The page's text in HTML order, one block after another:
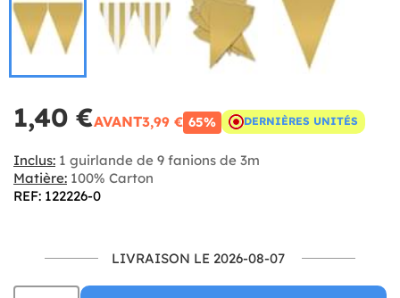
1,40 €AVANT3,99 € 65% DERNIÈRES UNITÉS
Inclus: 1 guirlande de 9 fanions de 3m
Matière: 100% Carton
REF: 122226-0
LIVRAISON LE 2026-08-07